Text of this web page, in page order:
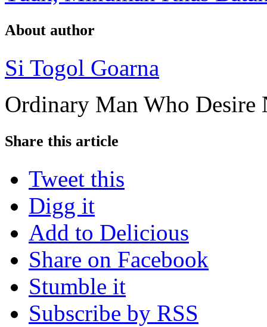
About author
Si Togol Goarna
Ordinary Man Who Desire
Share this article
Tweet this
Digg it
Add to Delicious
Share on Facebook
Stumble it
Subscribe by RSS